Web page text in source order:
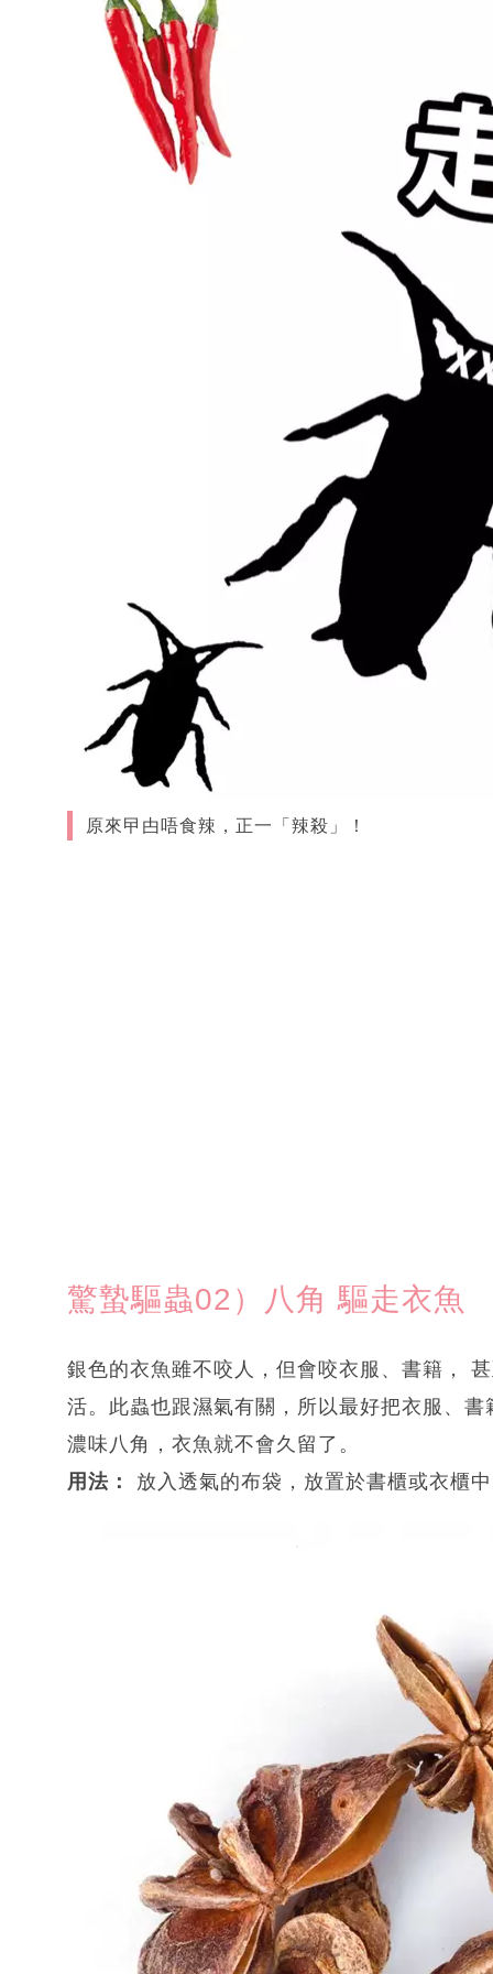
原來曱甴唔食辣，正一「辣殺」！
驚蟄驅蟲02）八角 驅走衣魚
銀色的衣魚雖不咬人，但會咬衣服、書籍，
活。此蟲也跟濕氣有關，所以最好把衣服、
濃味八角，衣魚就不會久留了。
用法：
放入透氣的布袋，放置於書櫃或衣櫃